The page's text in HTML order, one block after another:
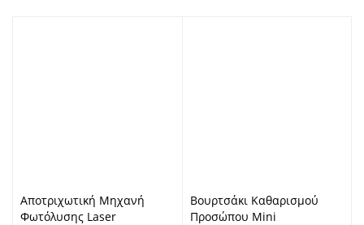
Αποτριχωτική Μηχανή
Φωτόλυσης Laser
Βουρτσάκι Καθαρισμού
Προσώπου Mini